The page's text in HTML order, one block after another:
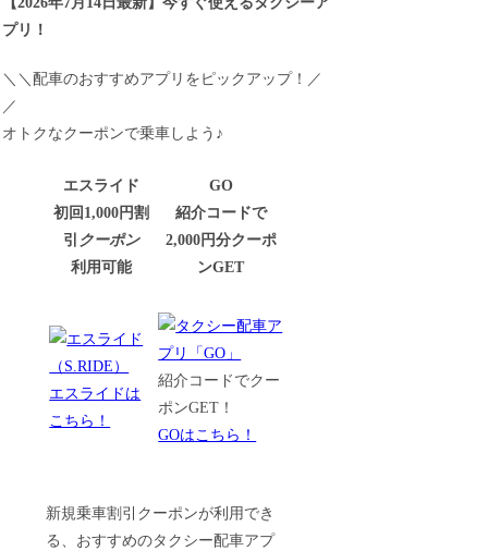
プリ！
＼＼配車のおすすめアプリをピックアップ！／
／
オトクなクーポンで乗車しよう♪
エスライド
初回1,000円割
引 クーポン
利用可能
GO
紹介コードで
2,000円分クーポ
ンGET
エスライドは
こちら！
紹介コードでクー
ポンGET！
GOはこちら！
新規乗車割引クーポンが利用でき
る、おすすめのタクシー配車アプ